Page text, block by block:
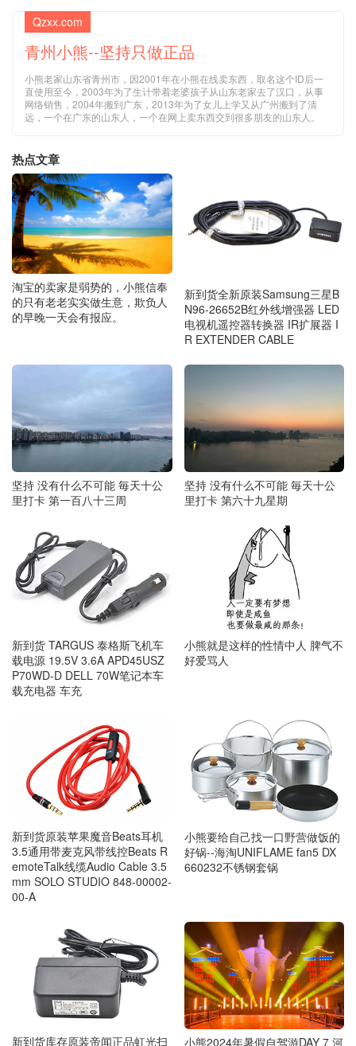
Qzxx.com
青州小熊--坚持只做正品
小熊老家山东省青州市，因2001年在小熊在线卖东西，取名这个ID后一
直使用至今，2003年为了生计带着老婆孩子从山东老家去了汉口，从事
网络销售，2004年搬到广东，2013年为了女儿上学又从广州搬到了清
远，一个在广东的山东人，一个在网上卖东西交到很多朋友的山东人。
热点文章
淘宝的卖家是弱势的，小熊信奉
的只有老老实实做生意，欺负人
的早晚一天会有报应。
新到货全新原装Samsung三星B
N96-26652B红外线增强器 LED
电视机遥控器转换器 IR扩展器 I
R EXTENDER CABLE
坚持 没有什么不可能 毎天十公
里打卡 第一百八十三周
坚持 没有什么不可能 毎天十公
里打卡 第六十九星期
新到货 TARGUS 泰格斯飞机车
载电源 19.5V 3.6A APD45USZ
P70WD-D DELL 70W笔记本车
载充电器 车充
小熊就是这样的性情中人 脾气不
好爱骂人
新到货原装苹果魔音Beats耳机
3.5通用带麦克风带线控Beats R
emoteTalk线缆Audio Cable 3.5
mm SOLO STUDIO 848-00002-
00-A
小熊要给自己找一口野营做饭的
好锅--海淘UNIFLAME fan5 DX
660232不锈钢套锅
新到货库存原装帝闻正品虹光扫
小熊2024年暑假自驾游DAY 7 河